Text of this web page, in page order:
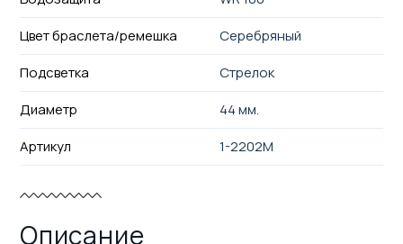
Цвет браслета/ремешка
Серебряный
Подсветка
Стрелок
Диаметр
44 мм.
Артикул
1-2202M
Описание